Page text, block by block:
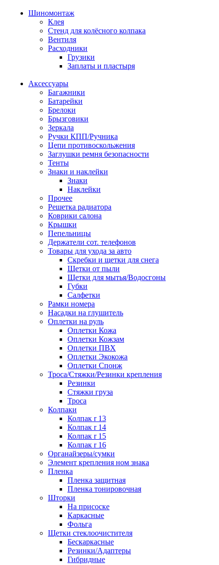
Шиномонтаж
Клея
Стенд для колёсного колпака
Вентиля
Расходники
Грузики
Заплаты и пластыря
Аксессуары
Багажники
Батарейки
Брелоки
Брызговики
Зеркала
Ручки КПП/Ручника
Цепи противоскольжения
Заглушки ремня безопасности
Тенты
Знаки и наклейки
Знаки
Наклейки
Прочее
Решетка радиатора
Коврики салона
Крышки
Пепельницы
Держатели сот. телефонов
Товары для ухода за авто
Скребки и щетки для снега
Щетки от пыли
Щетки для мытья/Водосгоны
Губки
Салфетки
Рамки номера
Насадки на глушитель
Оплетки на руль
Оплетки Кожа
Оплетки Кожзам
Оплетки ПВХ
Оплетки Экокожа
Оплетки Спонж
Троса/Стяжки/Резинки крепления
Резинки
Стяжки груза
Троса
Колпаки
Колпак r 13
Колпак r 14
Колпак r 15
Колпак r 16
Органайзеры/сумки
Элемент крепления ном знака
Пленка
Пленка защитная
Пленка тонировочная
Шторки
На присоске
Каркасные
Фольга
Щетки стеклоочистителя
Бескаркасные
Резинки/Адаптеры
Гибридные